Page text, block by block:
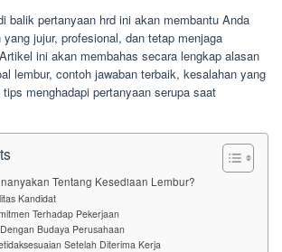
balik pertanyaan hrd ini akan membantu Anda
yang jujur, profesional, dan tetap menjaga
ini akan membahas secara lengkap alasan
lembur, contoh jawaban terbaik, kesalahan yang
menghadapi pertanyaan serupa saat
Tentang Kesediaan Lembur?
Kandidat
Terhadap Pekerjaan
Budaya Perusahaan
Setelah Diterima Kerja